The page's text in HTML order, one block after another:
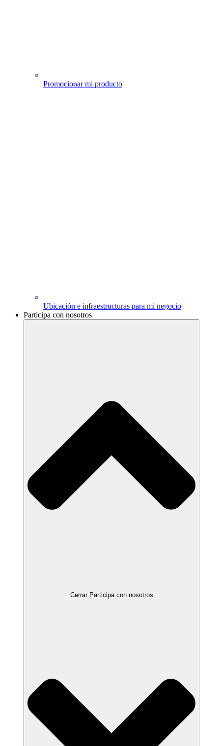
Promocionar mi producto
Ubicación e infraestructuras para mi negocio
Participa con nosotros
Cerrar Participa con nosotros